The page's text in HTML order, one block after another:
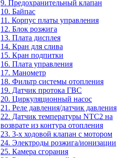
9. Предохранительный клапан
10. Байпас
11. Корпус платы управления
12. Блок розжига
13. Плата дисплея
14. Кран для слива
15. Кран подпитки
16. Плата управления
17. Манометр
18. Фильтр системы отопления
19. Датчик протока ГВС
20. Циркуляционный насос
21. Реле давления/датчик давления
22. Датчик температуры NTC2 на
возврате из контура отопления
23. 3-х ходовой клапан с мотором
24. Электроды розжига/ионизации
25. Камера сгорания